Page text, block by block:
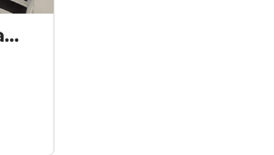
Engel & Völkers Work Edition Hamburg City